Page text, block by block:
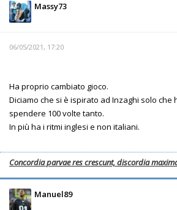
Massy73
06/05/2021, 17:20
Ha proprio cambiato gioco.
Diciamo che si è ispirato ad Inzaghi solo che
spendere 100 volte tanto.
In più ha i ritmi inglesi e non italiani.
Concordia parvae res crescunt, discordia
Manuel89